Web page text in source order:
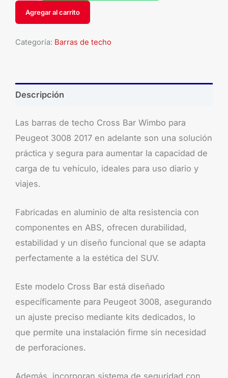
Agregar al carrito
Categoría: Barras de techo
Descripción
Las barras de techo Cross Bar Wimbo para
Peugeot 3008 2017 en adelante son una solución
práctica y segura para aumentar la capacidad de
carga de tu vehículo, ideales para uso diario y
viajes.
Fabricadas en aluminio de alta resistencia con
componentes en ABS, ofrecen durabilidad,
estabilidad y un diseño funcional que se adapta
perfectamente a la estética del SUV.
Este modelo Cross Bar está diseñado
específicamente para Peugeot 3008, asegurando
un ajuste preciso mediante kits dedicados, lo
que permite una instalación firme sin necesidad
de perforaciones.